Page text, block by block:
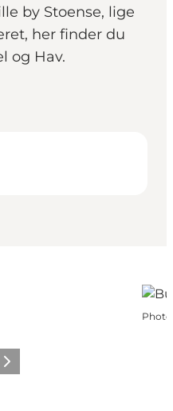
by Stoense, lige
her finder du
og Hav.
Photo
Next